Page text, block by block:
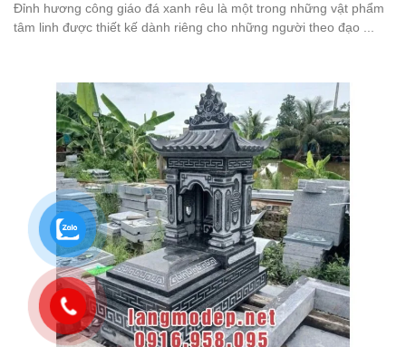
Đỉnh hương công giáo đá xanh rêu là một trong những vật phẩm
tâm linh được thiết kế dành riêng cho những người theo đạo ...